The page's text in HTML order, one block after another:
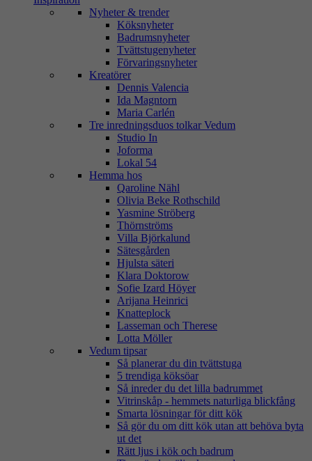
Nyheter & trender
Köksnyheter
Badrumsnyheter
Tvättstugenyheter
Förvaringsnyheter
Kreatörer
Dennis Valencia
Ida Magntorn
Maria Carlén
Tre inredningsduos tolkar Vedum
Studio In
Joforma
Lokal 54
Hemma hos
Qaroline Nähl
Olivia Beke Rothschild
Yasmine Ströberg
Thörnströms
Villa Björkalund
Sätesgården
Hjulsta säteri
Klara Doktorow
Sofie Izard Höyer
Arijana Heinrici
Knatteplock
Lasseman och Therese
Lotta Möller
Vedum tipsar
Så planerar du din tvättstuga
5 trendiga köksöar
Så inreder du det lilla badrummet
Vitrinskåp - hemmets naturliga blickfång
Smarta lösningar för ditt kök
Så gör du om ditt kök utan att behöva byta
ut det
Rätt ljus i kök och badrum